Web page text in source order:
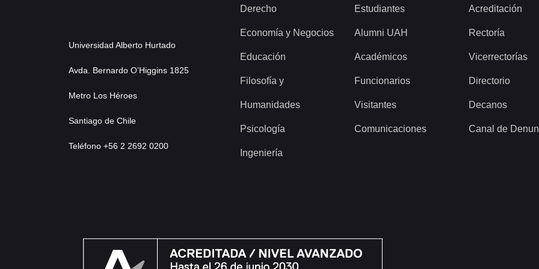
Universidad Alberto Hurtado
Avda. Bernardo O’Higgins 1825
Metro Los Héroes
Santiago de Chile
Teléfono +56 2 2692 0200
Derecho
Economía y Negocios
Educación
Filosofía y
Humanidades
Psicología
Ingeniería
Estudiantes
Alumni UAH
Académicos
Funcionarios
Visitantes
Comunicaciones
Acreditación
Rectoría
Vicerrectorías
Directorio
Decanos
Canal de